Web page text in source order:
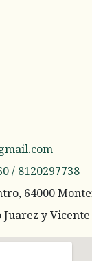
/ 8120297738
64000
y